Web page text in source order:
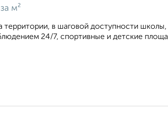
за м²
территории, в шаговой доступности
24/7, спортивные и детские